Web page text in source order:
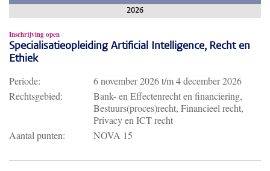
2026
Inschrijving open
Specialisatieopleiding Artificial Intelligence, Recht en
Ethiek
Periode: 6 november 2026t/m4 december 2026
Rechtsgebied:
Bank- en Effectenrecht en financiering,
Bestuurs(proces)recht, Financieel recht,
Privacy en ICT recht
Aantal punten:
NOVA 15